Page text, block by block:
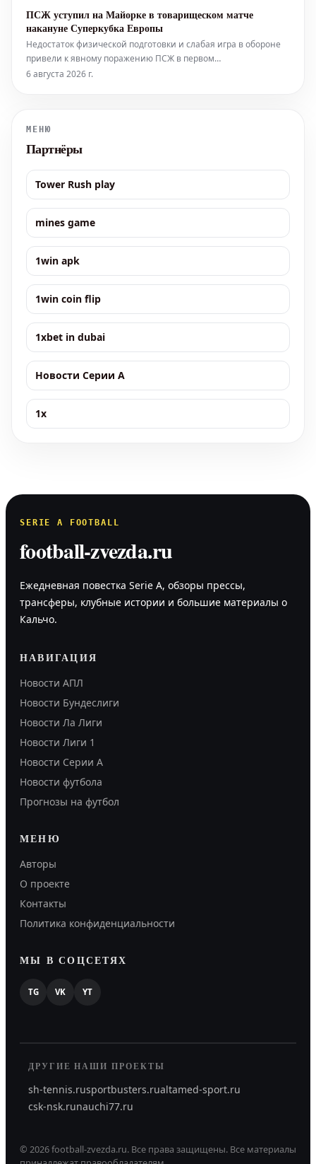
составила 7 миллионов фунтов стерлингов.
ПСЖ уступил на Майорке в товарищеском матче
накануне Суперкубка Европы
Недостаток физической подготовки и слабая игра в обороне
привели к явному поражению ПСЖ в первом
подготовительном матче против «Мальорки» (0-3) в эту среду.
6 августа 2026 г.
МЕНЮ
Партнёры
Tower Rush play
mines game
1win apk
1win coin flip
1xbet in dubai
Новости Серии А
1x
SERIE A FOOTBALL
football-zvezda.ru
Ежедневная повестка Serie A, обзоры прессы,
трансферы, клубные истории и большие материалы о
Кальчо.
НАВИГАЦИЯ
Новости АПЛ
Новости Бундеслиги
Новости Ла Лиги
Новости Лиги 1
Новости Серии А
Новости футбола
Прогнозы на футбол
МЕНЮ
Авторы
О проекте
Контакты
Политика конфиденциальности
МЫ В СОЦСЕТЯХ
TG VK YT
ДРУГИЕ НАШИ ПРОЕКТЫ
sh-tennis.rusportbusters.rualtamed-sport.ru
csk-nsk.runauchi77.ru
© 2026football-zvezda.ru. Все права защищены. Все материалы